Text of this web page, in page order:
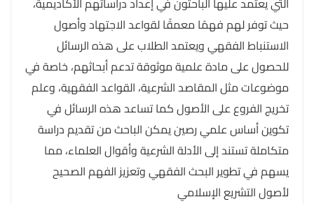
حيث توفر لهم فهمًا معمقًا لقواعد الاجتهاد وأصول
الاستنباط الفقهي ويعتمد الطلاب على هذه الرسائل
للحصول على مادة علمية موثوقة تدعم أبحاثهم، خاصة في
موضوعات مثل المقاصد الشرعية، القواعد الفقهية، وعلم
تخريج الفروع على الأصول كما تساعد هذه الرسائل في
تكوين أساس علمي رصين يمكن الباحث من تقديم دراسة
متكاملة تستند إلى الأدلة الشرعية وأقوال العلماء، مما
يسهم في تطوير البحث الفقهي وتعزيز الفهم الصحيح
لأصول التشريع الإسلامي